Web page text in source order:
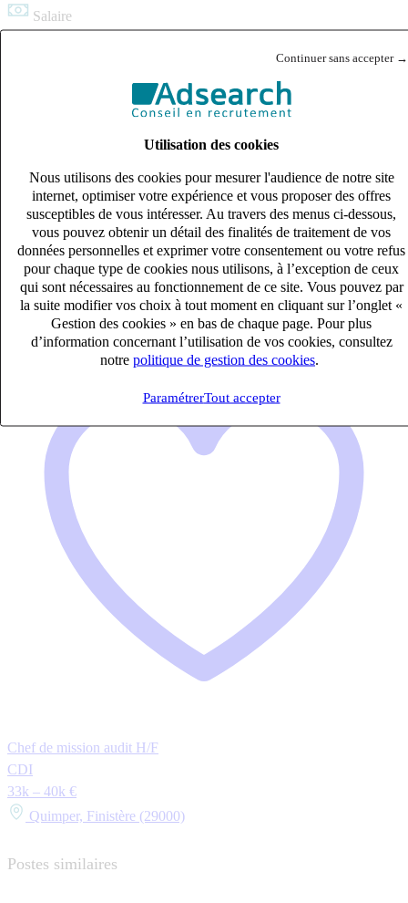
Continuer sans accepter →
Utilisation des cookies
Nous utilisons des cookies pour mesurer l'audience de notre site
internet, optimiser votre expérience et vous proposer des offres
susceptibles de vous intéresser. Au travers des menus ci-dessous,
vous pouvez obtenir un détail des finalités de traitement de vos
données personnelles et exprimer votre consentement ou votre refus
pour chaque type de cookies nous utilisons, à l’exception de ceux
qui sont nécessaires au fonctionnement de ce site. Vous pouvez par
la suite modifier vos choix à tout moment en cliquant sur l’onglet «
Gestion des cookies » en bas de chaque page. Pour plus
d’information concernant l’utilisation de vos cookies, consultez
notre politique de gestion des cookies
ParamétrerTout accepter
Salaire
Je postule
Postes similaires
Publié le 07/08/2026
Audit & Expertise Comptable
Chef de mission audit H/F
CDI
33k – 40k €
Quimper, Finistère (29000)
Postes similaires